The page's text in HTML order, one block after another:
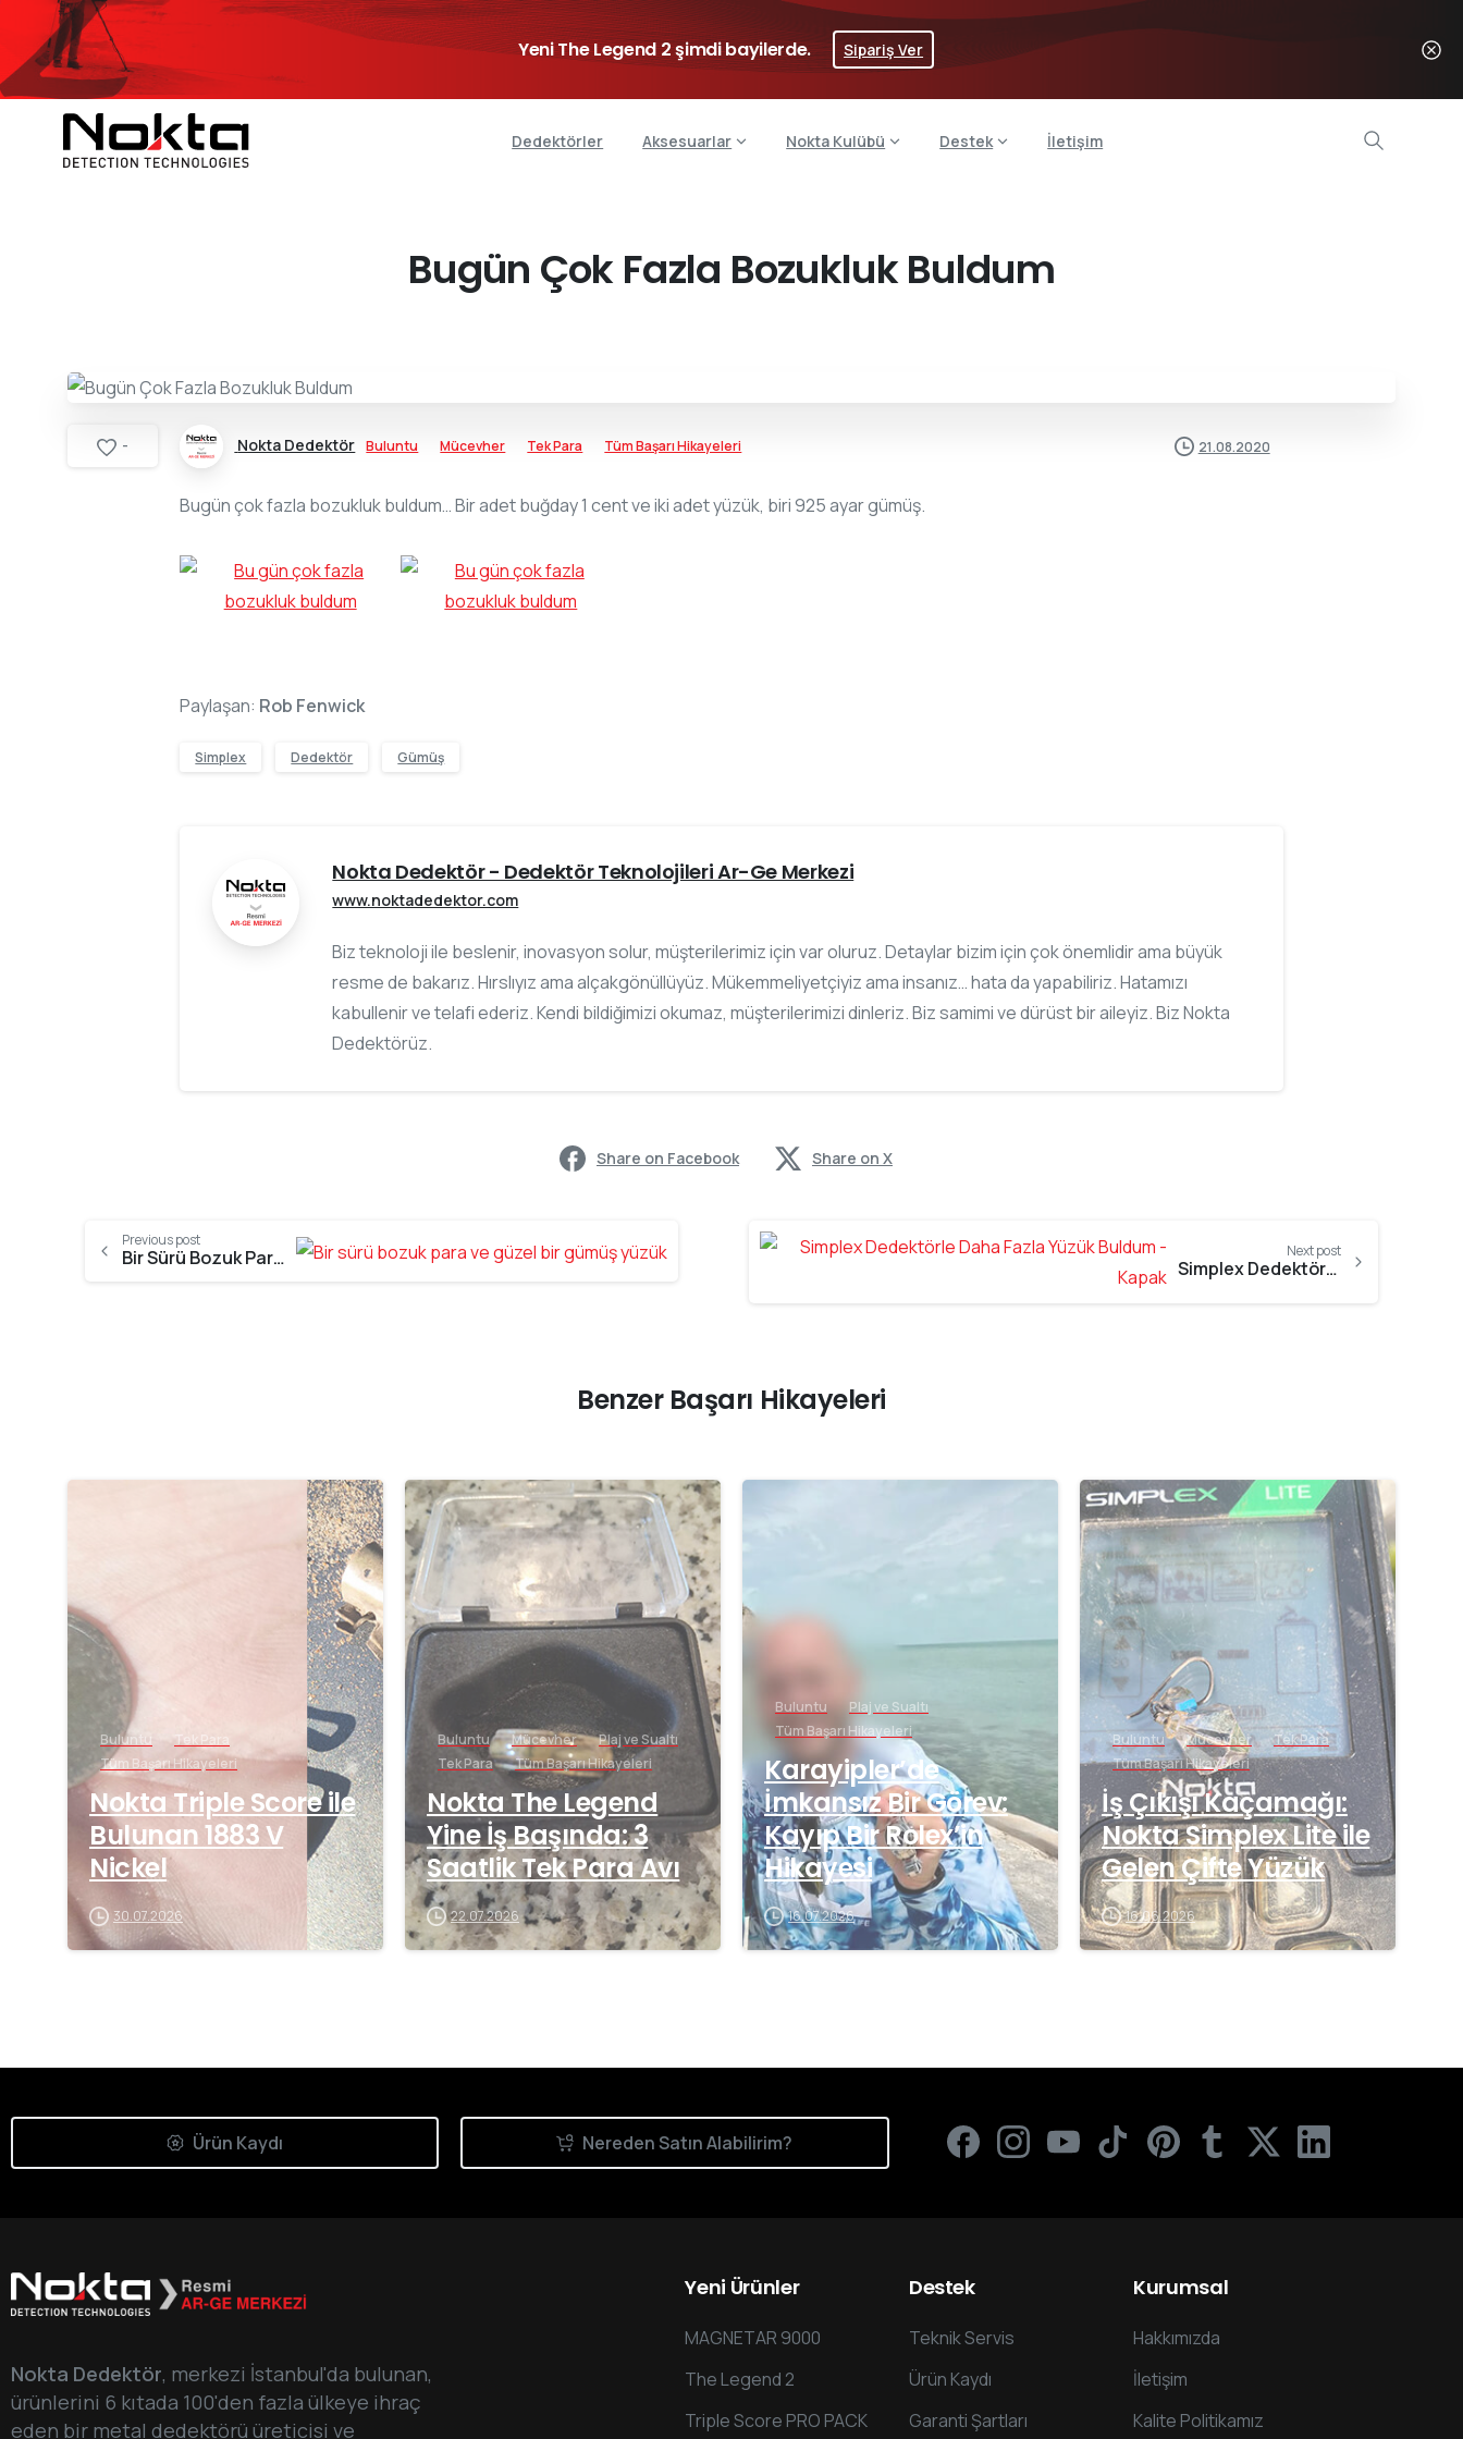
Yeni The Legend 2 şimdi bayilerde. Sipariş Ver
Dedektörler Aksesuarlar Nokta Kulübü Destek İletişim
Bugün Çok Fazla Bozukluk Buldum
- Nokta Dedektör Buluntu Mücevher Tek Para Tüm Başarı Hikayeleri 21.08.2020
Bugün çok fazla bozukluk buldum… Bir adet buğday 1 cent ve iki adet yüzük, biri 925 ayar gümüş.
Paylaşan: Rob Fenwick
Simplex Dedektör Gümüş
Nokta Dedektör - Dedektör Teknolojileri Ar-Ge Merkezi
www.noktadedektor.com
Biz teknoloji ile beslenir, inovasyon solur, müşterilerimiz için var oluruz. Detaylar bizim için çok önemlidir ama büyük
resme de bakarız. Hırslıyız ama alçakgönüllüyüz. Mükemmeliyetçiyiz ama insanız… hata da yapabiliriz. Hatamızı
kabullenir ve telafi ederiz. Kendi bildiğimizi okumaz, müşterilerimizi dinleriz. Biz samimi ve dürüst bir aileyiz. Biz Nokta
Dedektörüz.
Share on Facebook Share on X
Previous post
Bir Sürü Bozuk Para ve Güzel Bir Gümüş Yüzük Next post
Simplex Dedektörle Daha Fazla Yüzük Buldum
Benzer Başarı Hikayeleri
-
Buluntu
Tek Para
Tüm Başarı Hikayeleri
Nokta Triple Score ile
Bulunan 1883 V
Nickel
30.07.2026
-
Buluntu Mücevher
Plaj ve Sualtı
Tek Para
Tüm Başarı Hikayeleri
Nokta The Legend
Yine İş Başında: 3
Saatlik Tek Para Avı
22.07.2026
Buluntu
Plaj ve Sualtı
Tüm Başarı Hikayeleri
Karayipler’de
İmkansız Bir Görev:
Kayıp Bir Rolex’in
Hikayesi
16.07.2026
-
Buluntu Mücevher
Tek Para
Tüm Başarı Hikayeleri
İş Çıkışı Kaçamağı:
Nokta Simplex Lite ile
Gelen Çifte Yüzük
16.06.2026
Ürün Kaydı Nereden Satın Alabilirim?
Nokta Dedektör, merkezi İstanbul'da bulunan,
ürünlerini 6 kıtada 100'den fazla ülkeye ihraç
eden bir metal dedektörü üreticisi ve
Yeni Ürünler
MAGNETAR 9000
The Legend 2
Triple Score PRO PACK
Destek
Teknik Servis
Ürün Kaydı
Garanti Şartları
Kurumsal
Hakkımızda
İletişim
Kalite Politikamız